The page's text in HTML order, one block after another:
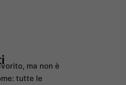
ma non è
tutte le